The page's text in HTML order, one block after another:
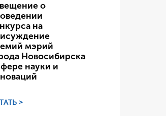
о
на
мэрий
Новосибирска
науки и
>